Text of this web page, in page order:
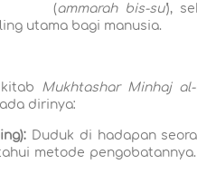
(ammarah bis-su’),
utama bagi manusia.
Mukhtashar Minhaj
dirinya:
Duduk di hadapan
metode